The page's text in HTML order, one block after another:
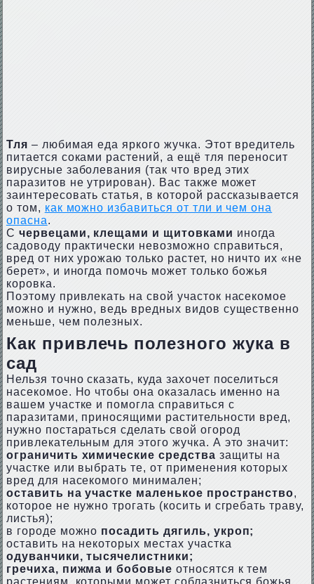
Тля – любимая еда яркого жучка. Этот вредитель
питается соками растений, а ещё тля переносит
вирусные заболевания (так что вред этих
паразитов не утрирован). Вас также может
заинтересовать статья, в которой рассказывается
о том, как можно избавиться от тли и чем она
опасна.
С червецами, клещами и щитовками иногда
садоводу практически невозможно справиться,
вред от них урожаю только растет, но ничто их «не
берет», и иногда помочь может только божья
коровка.
Поэтому привлекать на свой участок насекомое
можно и нужно, ведь вредных видов существенно
меньше, чем полезных.
Как привлечь полезного жука в
сад
Нельзя точно сказать, куда захочет поселиться
насекомое. Но чтобы она оказалась именно на
вашем участке и помогла справиться с
паразитами, приносящими растительности вред,
нужно постараться сделать свой огород
привлекательным для этого жучка. А это значит:
ограничить химические средства защиты на
участке или выбрать те, от применения которых
вред для насекомого минимален;
оставить на участке маленькое пространство,
которое не нужно трогать (косить и сгребать траву,
листья);
в городе можно посадить дягиль, укроп;
оставить на некоторых местах участка
одуванчики, тысячелистники;
гречиха, пижма и бобовые относятся к тем
растениям, которыми может соблазниться божья